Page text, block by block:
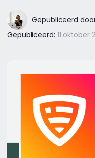
Gepubliceerd
Gepubliceerd: 11 oktober